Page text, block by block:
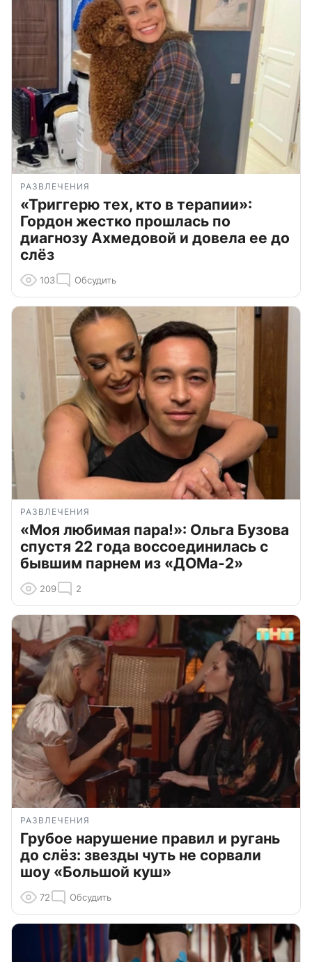
РАЗВЛЕЧЕНИЯ
«Триггерю тех, кто в терапии»:
Гордон жестко прошлась по
диагнозу Ахмедовой и довела ее до
слёз
103 Обсудить
РАЗВЛЕЧЕНИЯ
«Моя любимая пара!»: Ольга Бузова
спустя 22 года воссоединилась с
бывшим парнем из «ДОМа-2»
209 2
РАЗВЛЕЧЕНИЯ
Грубое нарушение правил и ругань
до слёз: звезды чуть не сорвали
шоу «Большой куш»
72 Обсудить